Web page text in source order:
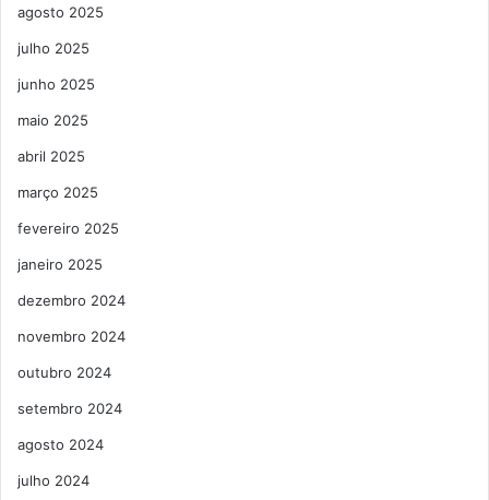
agosto 2025
julho 2025
junho 2025
maio 2025
abril 2025
março 2025
fevereiro 2025
janeiro 2025
dezembro 2024
novembro 2024
outubro 2024
setembro 2024
agosto 2024
julho 2024